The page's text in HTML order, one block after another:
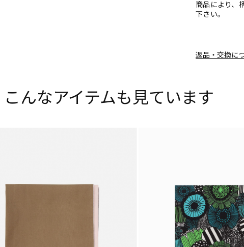
商品により、
下さい。
返品・交換に
こんなアイテムも見ています